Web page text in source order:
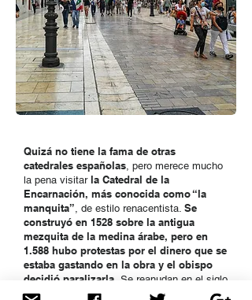
Quizá no tiene la fama de otras
catedrales españolas, pero merece mucho
la pena visitar la Catedral de la
Encarnación, más conocida como “la
manquita”, de estilo renacentista. Se
construyó en 1528 sobre la antigua
mezquita de la medina árabe, pero en
1.588 hubo protestas por el dinero que se
estaba gastando en la obra y el obispo
decidió paralizarla. Se reanudan en el siglo
XVIII, pero la falta de presupuesto provocó